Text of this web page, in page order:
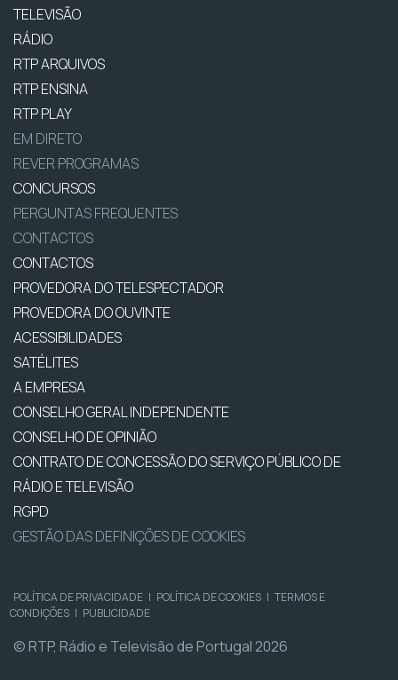
TELEVISÃO
RÁDIO
RTP ARQUIVOS
RTP ENSINA
RTP PLAY
EM DIRETO
REVER PROGRAMAS
CONCURSOS
PERGUNTAS FREQUENTES
CONTACTOS
CONTACTOS
PROVEDORA DO TELESPECTADOR
PROVEDORA DO OUVINTE
ACESSIBILIDADES
SATÉLITES
A EMPRESA
CONSELHO GERAL INDEPENDENTE
CONSELHO DE OPINIÃO
CONTRATO DE CONCESSÃO DO SERVIÇO PÚBLICO DE
RÁDIO E TELEVISÃO
RGPD
GESTÃO DAS DEFINIÇÕES DE COOKIES
POLÍTICA DE PRIVACIDADE | POLÍTICA DE COOKIES | TERMOS E
CONDIÇÕES | PUBLICIDADE
© RTP, Rádio e Televisão de Portugal 2026